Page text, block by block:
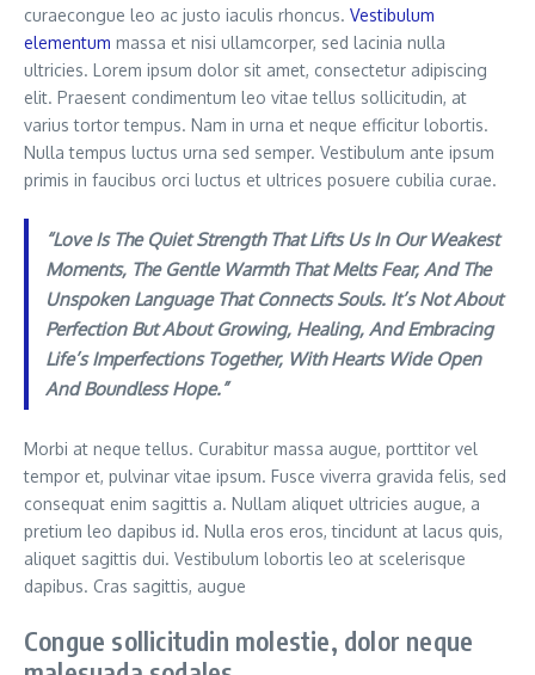
curaecongue leo ac justo iaculis rhoncus. Vestibulum
elementum massa et nisi ullamcorper, sed lacinia nulla
ultricies. Lorem ipsum dolor sit amet, consectetur adipiscing
elit. Praesent condimentum leo vitae tellus sollicitudin, at
varius tortor tempus. Nam in urna et neque efficitur lobortis.
Nulla tempus luctus urna sed semper. Vestibulum ante ipsum
primis in faucibus orci luctus et ultrices posuere cubilia curae.
“Love Is The Quiet Strength That Lifts Us In Our Weakest
Moments, The Gentle Warmth That Melts Fear, And The
Unspoken Language That Connects Souls. It’s Not About
Perfection But About Growing, Healing, And Embracing
Life’s Imperfections Together, With Hearts Wide Open
And Boundless Hope.”
Morbi at neque tellus. Curabitur massa augue, porttitor vel
tempor et, pulvinar vitae ipsum. Fusce viverra gravida felis, sed
consequat enim sagittis a. Nullam aliquet ultricies augue, a
pretium leo dapibus id. Nulla eros eros, tincidunt at lacus quis,
aliquet sagittis dui. Vestibulum lobortis leo at scelerisque
dapibus. Cras sagittis, augue
Congue sollicitudin molestie, dolor neque